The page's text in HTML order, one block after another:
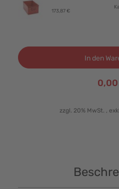
173,87 €
In den
zzgl. 20% MwSt. ,